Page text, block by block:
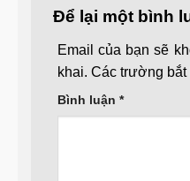
Để lại một bình
Email của bạn sẽ
khai. Các trường
Bình luận *